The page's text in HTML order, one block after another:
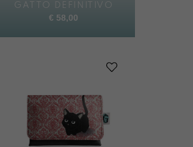
GATTO DEFINITIVO
€ 58,00